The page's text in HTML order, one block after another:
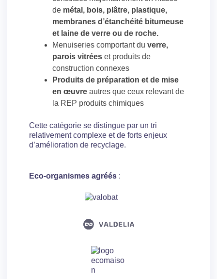
de métal, bois, plâtre, plastique,
membranes d’étanchéité bitumeuse
et laine de verre ou de roche.
Menuiseries comportant du verre,
parois vitrées et produits de
construction connexes
Produits de préparation et de mise
en œuvre autres que ceux relevant de
la REP produits chimiques
Cette catégorie se distingue par un tri
relativement complexe et de forts enjeux
d’amélioration de recyclage.
Eco-organismes agréés :